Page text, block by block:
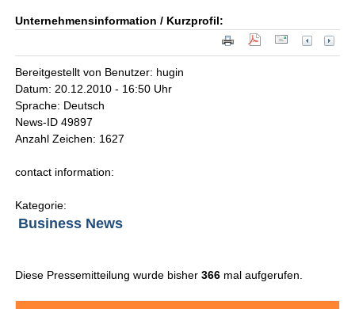
Unternehmensinformation / Kurzprofil:
Bereitgestellt von Benutzer: hugin
Datum: 20.12.2010 - 16:50 Uhr
Sprache: Deutsch
News-ID 49897
Anzahl Zeichen: 1627
contact information:
Kategorie:
Business News
Diese Pressemitteilung wurde bisher366 mal aufgerufen.